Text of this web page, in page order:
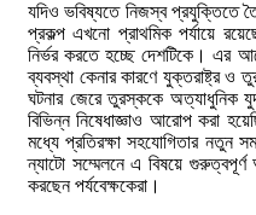
যদিও ভবিষ্যতে নিজস্ব প্রযুক্তিতে
প্রকল্প এখনো প্রাথমিক পর্যায়ে
নির্ভর করতে হচ্ছে দেশটিকে। এর
ব্যবস্থা কেনার কারণে যুক্তরাষ্ট্র ও
ঘটনার জেরে তুরস্ককে অত্যাধুনিক
বিভিন্ন নিষেধাজ্ঞাও আরোপ করা
মধ্যে প্রতিরক্ষা সহযোগিতার নতুন
ন্যাটো সম্মেলনে এ বিষয়ে
করছেন পর্যবেক্ষকেরা।